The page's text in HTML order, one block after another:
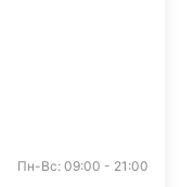
Пн-Вс: 09:00 - 21:00